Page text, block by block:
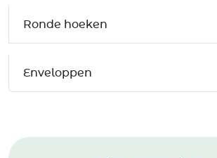
Ronde hoeken
Enveloppen